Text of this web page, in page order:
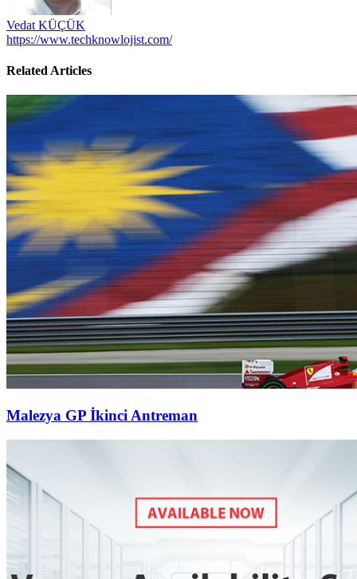
Vedat KÜÇÜK
https://www.techknowlojist.com/
Related Articles
Malezya GP İkinci Antreman